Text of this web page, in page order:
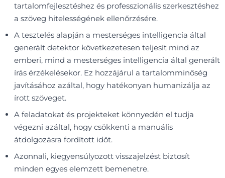
tartalomfejlesztéshez és professzionális szerkesztéshez
a szöveg hitelességének ellenőrzésére.
A tesztelés alapján a mesterséges intelligencia által
generált detektor következetesen teljesít mind az
emberi, mind a mesterséges intelligencia által generált
írás érzékelésekor. Ez hozzájárul a tartalomminőség
javításához azáltal, hogy hatékonyan humanizálja az
írott szöveget.
A feladatokat és projekteket könnyedén el tudja
végezni azáltal, hogy csökkenti a manuális
átdolgozásra fordított időt.
Azonnali, kiegyensúlyozott visszajelzést biztosít
minden egyes elemzett bemenetre.